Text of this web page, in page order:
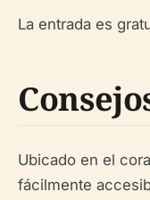
La entrada es
Ubicado en el
fácilmente